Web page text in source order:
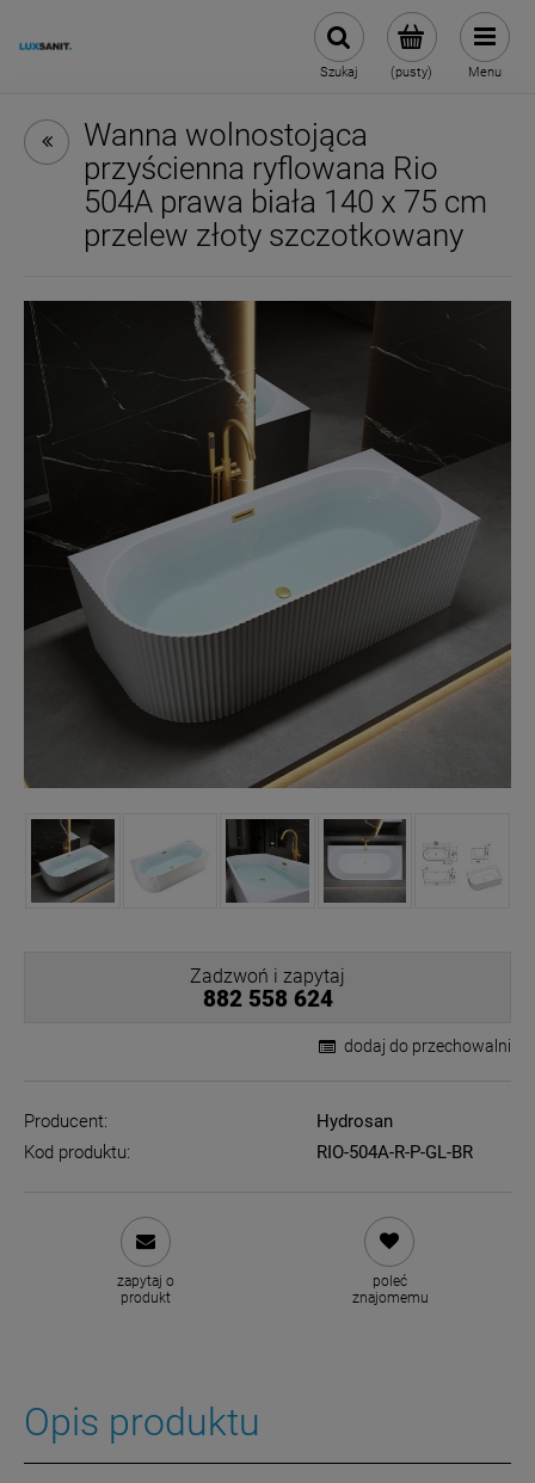
(pusty)
Szukaj Menu
Wanna wolnostojąca
przyścienna ryflowana Rio
504A prawa biała 140 x 75 cm
przelew złoty szczotkowany
Zadzwoń i zapytaj
882 558 624
dodaj do przechowalni
Producent:
Hydrosan
Kod produktu:
RIO-504A-R-P-GL-BR
zapytaj o
produkt
poleć
znajomemu
Opis produktu